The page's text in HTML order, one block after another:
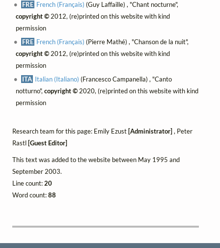
FRE French (Français) (Guy Laffaille) , "Chant nocturne",
copyright ©2012, (re)printed on this website with kind
permission
FRE French (Français) (Pierre Mathé) , "Chanson de la nuit",
copyright ©2012, (re)printed on this website with kind
permission
ITA Italian (Italiano) (Francesco Campanella) , "Canto
notturno", copyright ©2020, (re)printed on this website with kind
permission
Research team for this page: Emily Ezust [Administrator] , Peter
Rastl [Guest Editor]
This text was added to the website between May 1995 and
September 2003.
Line count:20
Word count:88